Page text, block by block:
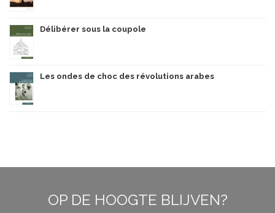
Délibérer sous la coupole
Les ondes de choc des révolutions arabes
OP DE HOOGTE BLIJVEN?